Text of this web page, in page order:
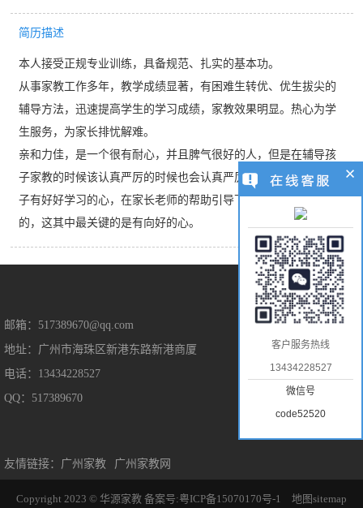
简历描述
本人接受正规专业训练，具备规范、扎实的基本功。
从事家教工作多年，教学成绩显著，有困难生转优、优生拔尖的
辅导方法，迅速提高学生的学习成绩，家教效果明显。热心为学
生服务，为家长排忧解难。
亲和力佳，是一个很有耐心，并且脾气很好的人，但是在辅导孩
子家教的时候该认真严厉的时候也会认真严厉。我觉得，只要孩
子有好好学习的心，在家长老师的帮助引导下，是能取得好成绩
的，这其中最关键的是有向好的心。
邮箱：517389670@qq.com
地址：广州市海珠区新港东路新港商厦
电话：13434228527
QQ：517389670
售后保障
售后服务
隐私保护
免责声明
友情链接： 广州家教 广州家教网
Copyright 2023 © 华源家教 备案号:粤ICP备15070170号-1 地图sitemap
客户服务热线
13434228527
微信号
code52520